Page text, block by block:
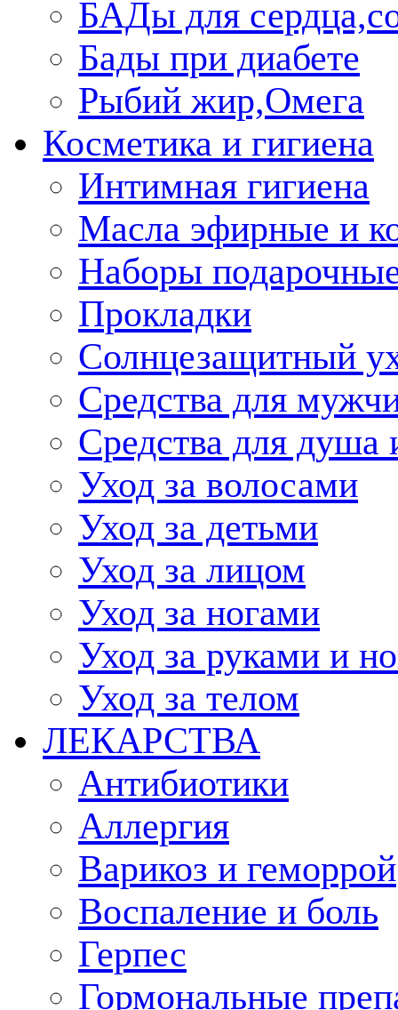
БАДы для
Бады при диабете
Рыбий жир,Омега
Косметика и гигиена
Интимная гигиена
Масла эфирные и
Наборы
Прокладки
Солнцезащитный
Средства для
Средства для душа
Уход за волосами
Уход за детьми
Уход за лицом
Уход за ногами
Уход за руками и
Уход за телом
ЛЕКАРСТВА
Антибиотики
Аллергия
Варикоз и геморрой
Воспаление и боль
Герпес
Гормональные